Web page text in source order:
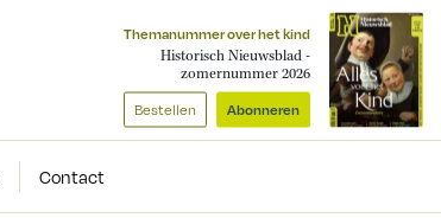
Themanummer over het kind
Historisch Nieuwsblad -
zomernummer 2026
Bestellen Abonneren
Contact